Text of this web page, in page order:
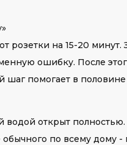
розетки на 15-20 минут.
ошибку. После
шаг помогает в половине
водой открыт
обычного по всему